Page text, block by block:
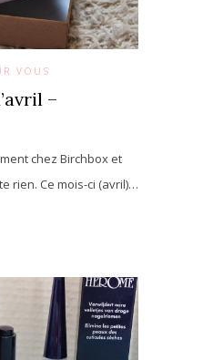
VOUS
–
chez Birchbox et
rien. Ce mois-ci (avril)…